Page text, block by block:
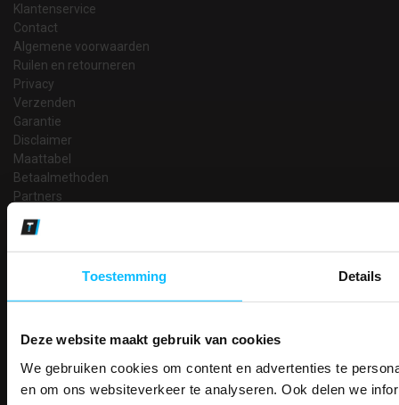
Toestemming Details
Deze website maakt gebruik van cookies
We gebruiken cookies om content en advertenties te
en om ons websiteverkeer te analyseren. Ook delen we
Klantenservice
Contact
Algemene voorwaarden
Ruilen en retourneren
Privacy
Verzenden
Garantie
Disclaimer
Maattabel
Betaalmethoden
Partners
Makkelijk shoppen
Gratis verzending in Nederland vanaf € 150,- excl. BTW
Bedruk- en borduurservice
Email
PAK